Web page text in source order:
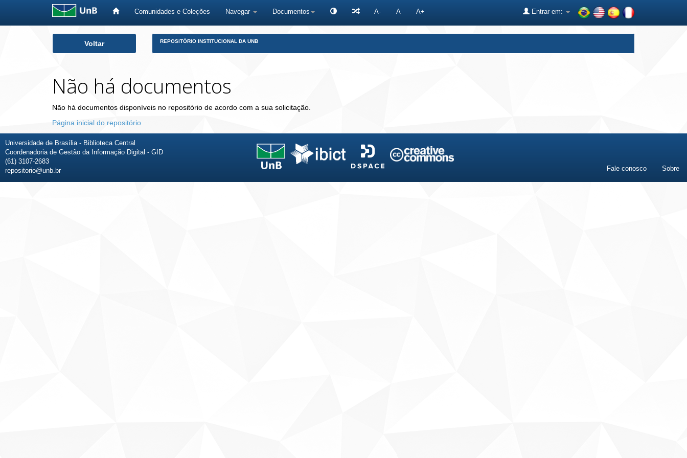
Comunidades e Coleções Navegar Documentos A- A A+ Entrar em:
Voltar REPOSITÓRIO INSTITUCIONAL DA UNB
Não há documentos
Não há documentos disponíveis no repositório de acordo com a sua solicitação.
Página inicial do repositório
Universidade de Brasília - Biblioteca Central
Coordenadoria de Gestão da Informação Digital - GID
(61) 3107-2683
repositorio@unb.br
Fale conosco Sobre